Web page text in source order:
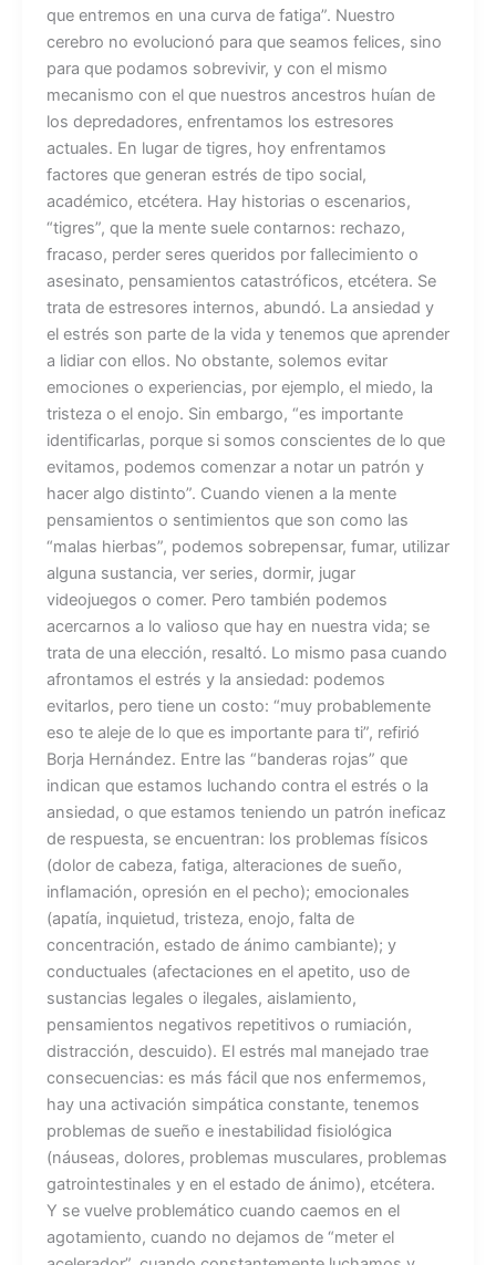
que entremos en una curva de fatiga”. Nuestro
cerebro no evolucionó para que seamos felices, sino
para que podamos sobrevivir, y con el mismo
mecanismo con el que nuestros ancestros huían de
los depredadores, enfrentamos los estresores
actuales. En lugar de tigres, hoy enfrentamos
factores que generan estrés de tipo social,
académico, etcétera. Hay historias o escenarios,
“tigres”, que la mente suele contarnos: rechazo,
fracaso, perder seres queridos por fallecimiento o
asesinato, pensamientos catastróficos, etcétera. Se
trata de estresores internos, abundó. La ansiedad y
el estrés son parte de la vida y tenemos que aprender
a lidiar con ellos. No obstante, solemos evitar
emociones o experiencias, por ejemplo, el miedo, la
tristeza o el enojo. Sin embargo, “es importante
identificarlas, porque si somos conscientes de lo que
evitamos, podemos comenzar a notar un patrón y
hacer algo distinto”. Cuando vienen a la mente
pensamientos o sentimientos que son como las
“malas hierbas”, podemos sobrepensar, fumar, utilizar
alguna sustancia, ver series, dormir, jugar
videojuegos o comer. Pero también podemos
acercarnos a lo valioso que hay en nuestra vida; se
trata de una elección, resaltó. Lo mismo pasa cuando
afrontamos el estrés y la ansiedad: podemos
evitarlos, pero tiene un costo: “muy probablemente
eso te aleje de lo que es importante para ti”, refirió
Borja Hernández. Entre las “banderas rojas” que
indican que estamos luchando contra el estrés o la
ansiedad, o que estamos teniendo un patrón ineficaz
de respuesta, se encuentran: los problemas físicos
(dolor de cabeza, fatiga, alteraciones de sueño,
inflamación, opresión en el pecho); emocionales
(apatía, inquietud, tristeza, enojo, falta de
concentración, estado de ánimo cambiante); y
conductuales (afectaciones en el apetito, uso de
sustancias legales o ilegales, aislamiento,
pensamientos negativos repetitivos o rumiación,
distracción, descuido). El estrés mal manejado trae
consecuencias: es más fácil que nos enfermemos,
hay una activación simpática constante, tenemos
problemas de sueño e inestabilidad fisiológica
(náuseas, dolores, problemas musculares, problemas
gatrointestinales y en el estado de ánimo), etcétera.
Y se vuelve problemático cuando caemos en el
agotamiento, cuando no dejamos de “meter el